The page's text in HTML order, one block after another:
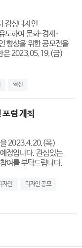
감성디자인
도하여 문화·경제·
향상을 위한 공모전을
은 2023.05.19.(금)
혁신
럼 개최
을 2023.4.20.(목)
정입니다. 관심있는
여를 부탁드립니다.
자인 디자인 공모